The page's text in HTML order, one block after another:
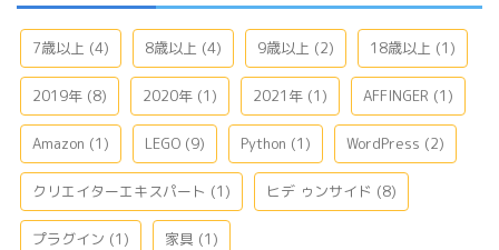
7歳以上 (4) 8歳以上 (4) 9歳以上 (2) 18歳以上 (1)
2019年 (8) 2020年 (1) 2021年 (1) AFFINGER (1)
Amazon (1) LEGO (9) Python (1) WordPress (2)
クリエイターエキスパート (1) ヒデ ゥンサイド (8)
プラグイン (1) 家具 (1)